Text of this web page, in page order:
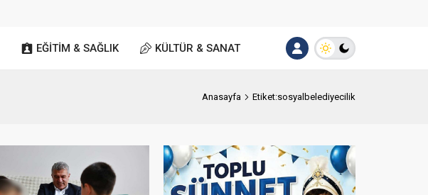
EĞİTİM & SAĞLIK KÜLTÜR & SANAT
Anasayfa Etiket:sosyalbelediyecilik